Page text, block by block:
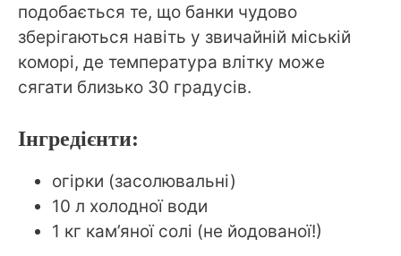
подобається те, що банки чудово
зберігаються навіть у звичайній міській
коморі, де температура влітку може
сягати близько 30 градусів.
Інгредієнти:
огірки (засолювальні)
10 л холодної води
1 кг кам’яної солі (не йодованої!)